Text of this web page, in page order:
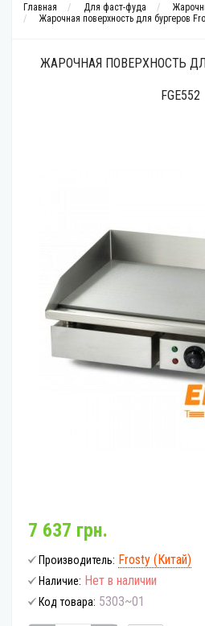
Главная Для фаст-фуда
Жарочная поверхность для бургеров
ЖАРОЧНАЯ ПОВЕРХНОСТЬ
FGE552
7 637 грн.
Производитель: Frosty (Китай)
Наличие: Нет в наличии
Код товара: 5303~01